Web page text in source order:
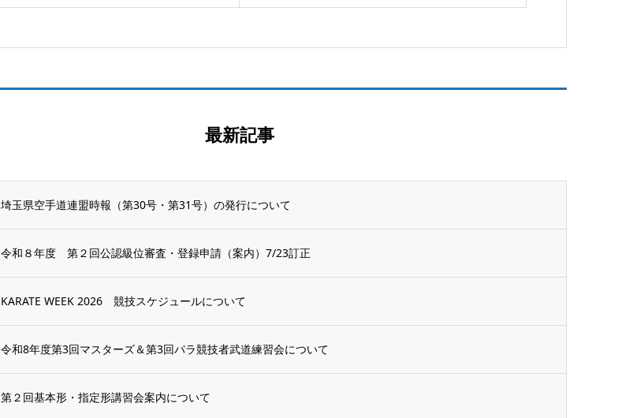
最新記事
埼玉県空手道連盟時報（第30号・第31号）の発行について
令和８年度 第２回公認級位審査・登録申請（案内）7/23訂正
KARATE WEEK 2026 競技スケジュールについて
令和8年度第3回マスターズ＆第3回パラ競技者武道練習会について
第２回基本形・指定形講習会案内について